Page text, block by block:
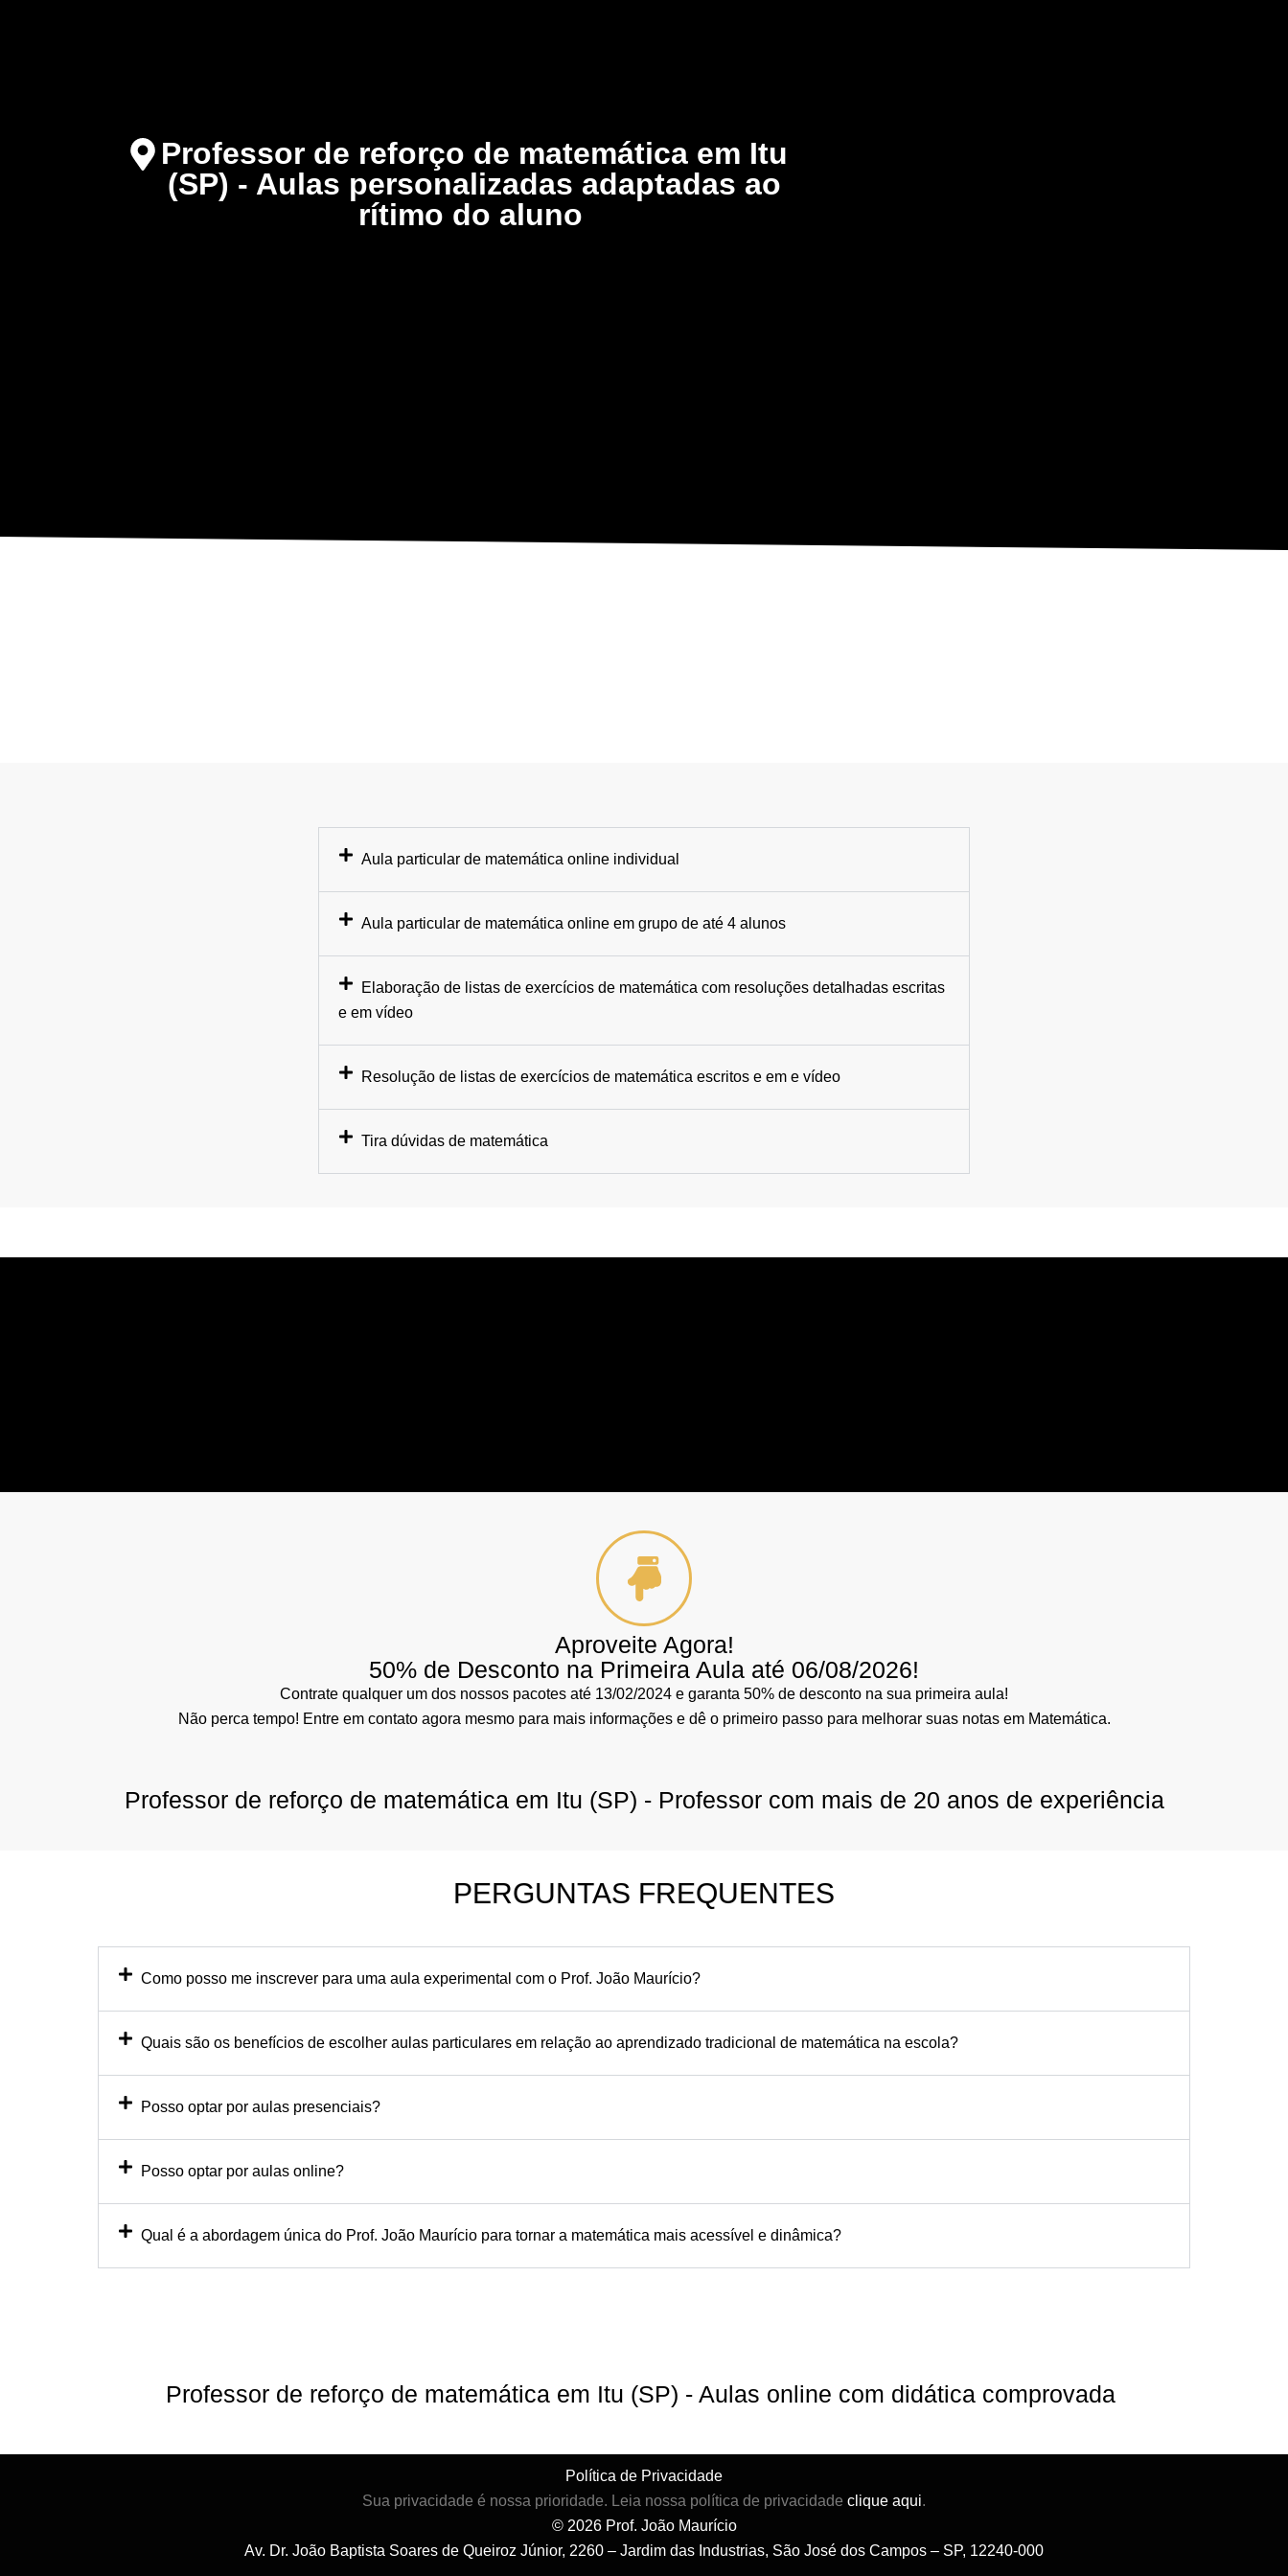
Professor de reforço de matemática em Itu
(SP) - Aulas personalizadas adaptadas ao
rítimo do aluno
Aula particular de matemática online individual
Aula particular de matemática online em grupo de até 4 alunos
Elaboração de listas de exercícios de matemática com resoluções detalhadas escritas
e em vídeo
Resolução de listas de exercícios de matemática escritos e em e vídeo
Tira dúvidas de matemática
Aproveite Agora!
50% de Desconto na Primeira Aula até 06/08/2026!
Contrate qualquer um dos nossos pacotes até 13/02/2024 e garanta 50% de desconto na sua primeira aula!
Não perca tempo! Entre em contato agora mesmo para mais informações e dê o primeiro passo para melhorar suas notas em Matemática.
Professor de reforço de matemática em Itu (SP) - Professor com mais de 20 anos de experiência
PERGUNTAS FREQUENTES
Como posso me inscrever para uma aula experimental com o Prof. João Maurício?
Quais são os benefícios de escolher aulas particulares em relação ao aprendizado tradicional de matemática na escola?
Posso optar por aulas presenciais?
Posso optar por aulas online?
Qual é a abordagem única do Prof. João Maurício para tornar a matemática mais acessível e dinâmica?
Professor de reforço de matemática em Itu (SP) - Aulas online com didática comprovada
Política de Privacidade
Sua privacidade é nossa prioridade. Leia nossa política de privacidade clique aqui.
© 2026 Prof. João Maurício
Av. Dr. João Baptista Soares de Queiroz Júnior, 2260 – Jardim das Industrias, São José dos Campos – SP, 12240-000